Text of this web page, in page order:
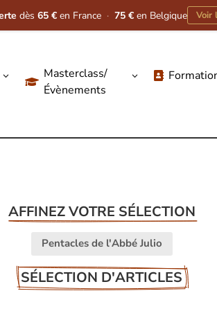
dès 65 € en France · 75 € en Belgique Voir
3

Masterclass/
Évènements
3 
AFFINEZ VOTRE SÉLECTION
Pentacles de l'Abbé Julio
SÉLECTION D'ARTICLES